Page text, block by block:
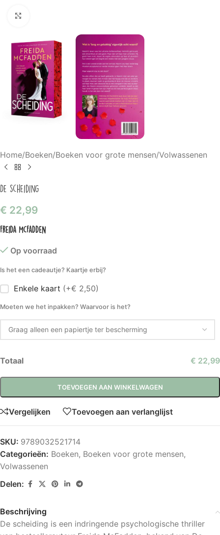
Home/Boeken/Boeken voor grote mensen/Volwassenen
De scheiding
€ 22,99
Freida McFadden
Op voorraad
Is het een cadeautje? Kaartje erbij?
Enkele kaart (+€ 2,50)
Moeten we het inpakken? Waarvoor is het?
Totaal € 22,99
TOEVOEGEN AAN WINKELWAGEN
Vergelijken Toevoegen aan verlanglijst
SKU: 9789032521714
Categorieën: Boeken, Boeken voor grote mensen,
Volwassenen
Delen:
Beschrijving
De scheiding is een indringende psychologische thriller